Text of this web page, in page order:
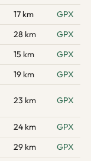
17 km
GPX
28 km
GPX
15 km
GPX
19 km
GPX
23 km GPX
24 km
GPX
29 km
GPX